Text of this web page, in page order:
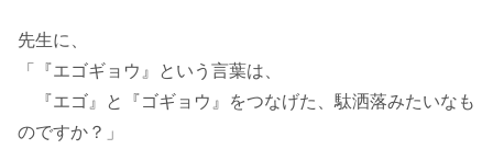
先生に、
「『エゴギョウ』という言葉は、
『エゴ』と『ゴギョウ』をつなげた、駄洒落みたいなも
のですか？」